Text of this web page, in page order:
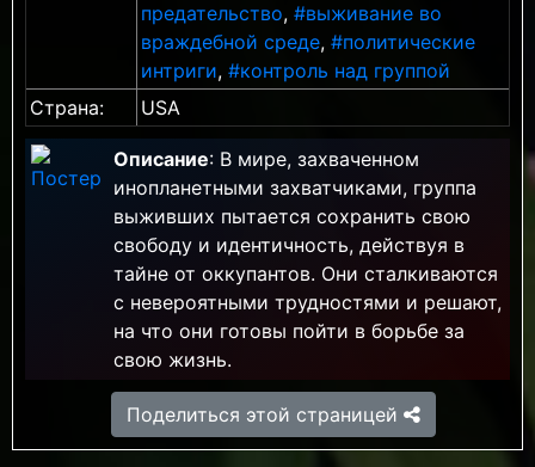
предательство, #выживание во
враждебной среде, #политические
интриги, #контроль над группой
Страна:
USA
Описание: В мире, захваченном
инопланетными захватчиками, группа
выживших пытается сохранить свою
свободу и идентичность, действуя в
тайне от оккупантов. Они сталкиваются
с невероятными трудностями и решают,
на что они готовы пойти в борьбе за
свою жизнь.
Поделиться этой страницей